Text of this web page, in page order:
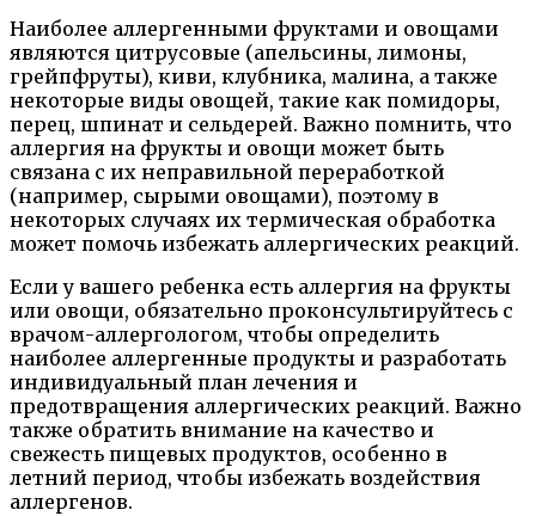
Наиболее аллергенными фруктами и овощами
являются цитрусовые (апельсины, лимоны,
грейпфруты), киви, клубника, малина, а также
некоторые виды овощей, такие как помидоры,
перец, шпинат и сельдерей. Важно помнить, что
аллергия на фрукты и овощи может быть
связана с их неправильной переработкой
(например, сырыми овощами), поэтому в
некоторых случаях их термическая обработка
может помочь избежать аллергических реакций.
Если у вашего ребенка есть аллергия на фрукты
или овощи, обязательно проконсультируйтесь с
врачом-аллергологом, чтобы определить
наиболее аллергенные продукты и разработать
индивидуальный план лечения и
предотвращения аллергических реакций. Важно
также обратить внимание на качество и
свежесть пищевых продуктов, особенно в
летний период, чтобы избежать воздействия
аллергенов.